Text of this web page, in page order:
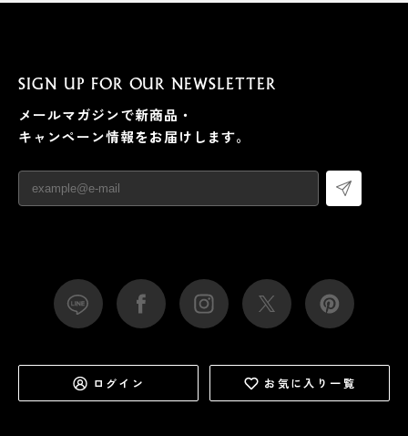
SIGN UP FOR OUR NEWSLETTER
メールマガジンで新商品・
キャンペーン情報をお届けします。
ログイン お気に入り一覧